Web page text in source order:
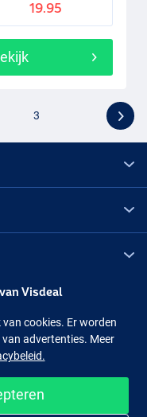
19.95
3
Instagram
en veilig shoppen
Visdeal
cookies. Er worden
advertenties. Meer